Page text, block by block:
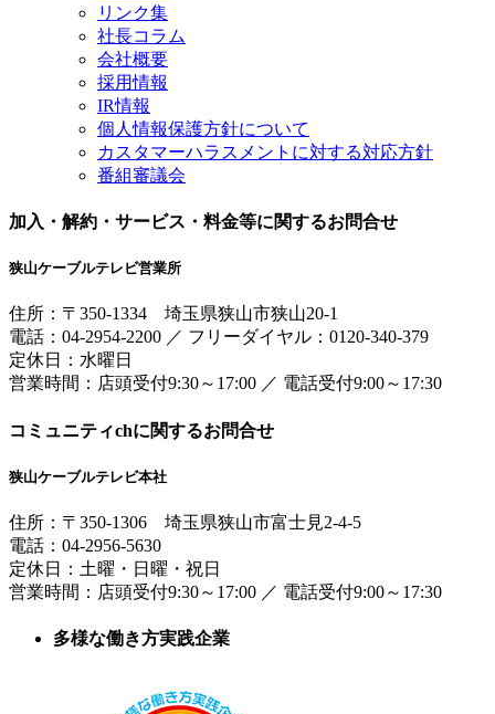
リンク集
社長コラム
会社概要
採用情報
IR情報
個人情報保護方針について
カスタマーハラスメントに対する対応方針
番組審議会
加入・解約・サービス・料金等に関するお問合せ
狭山ケーブルテレビ営業所
住所： 〒350-1334 埼玉県狭山市狭山20-1
電話： 04-2954-2200 ／ フリーダイヤル：0120-340-379
定休日：水曜日
営業時間： 店頭受付9:30～17:00 ／ 電話受付9:00～17:30
コミュニティchに関するお問合せ
狭山ケーブルテレビ本社
住所： 〒350-1306 埼玉県狭山市富士見2-4-5
電話： 04-2956-5630
定休日：土曜・日曜・祝日
営業時間： 店頭受付9:30～17:00 ／ 電話受付9:00～17:30
多様な働き方実践企業